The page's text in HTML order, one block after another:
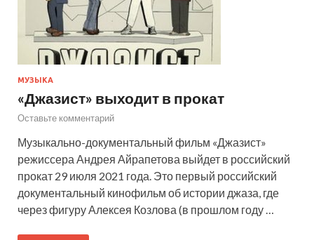
МУЗЫКА
«Джазист» выходит в прокат
Оставьте комментарий
Музыкально-документальный фильм «Джазист»
режиссера Андрея Айрапетова выйдет в российский
прокат 29 июля 2021 года. Это первый российский
документальный кинофильм об истории джаза, где
через фигуру Алексея Козлова (в прошлом году …